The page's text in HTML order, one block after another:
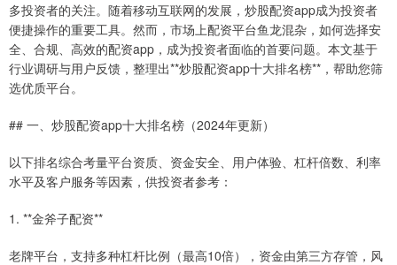
多投资者的关注。随着移动互联网的发展，炒股配资app成为投资者
便捷操作的重要工具。然而，市场上配资平台鱼龙混杂，如何选择安
全、合规、高效的配资app，成为投资者面临的首要问题。本文基于
行业调研与用户反馈，整理出**炒股配资app十大排名榜**，帮助您筛
选优质平台。
## 一、炒股配资app十大排名榜（2024年更新）
以下排名综合考量平台资质、资金安全、用户体验、杠杆倍数、利率
水平及客户服务等因素，供投资者参考：
1. **金斧子配资**
老牌平台，支持多种杠杆比例（最高10倍），资金由第三方存管，风